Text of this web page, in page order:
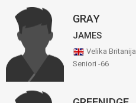
GRAY
JAMES
Velika Britanija
Seniori -66